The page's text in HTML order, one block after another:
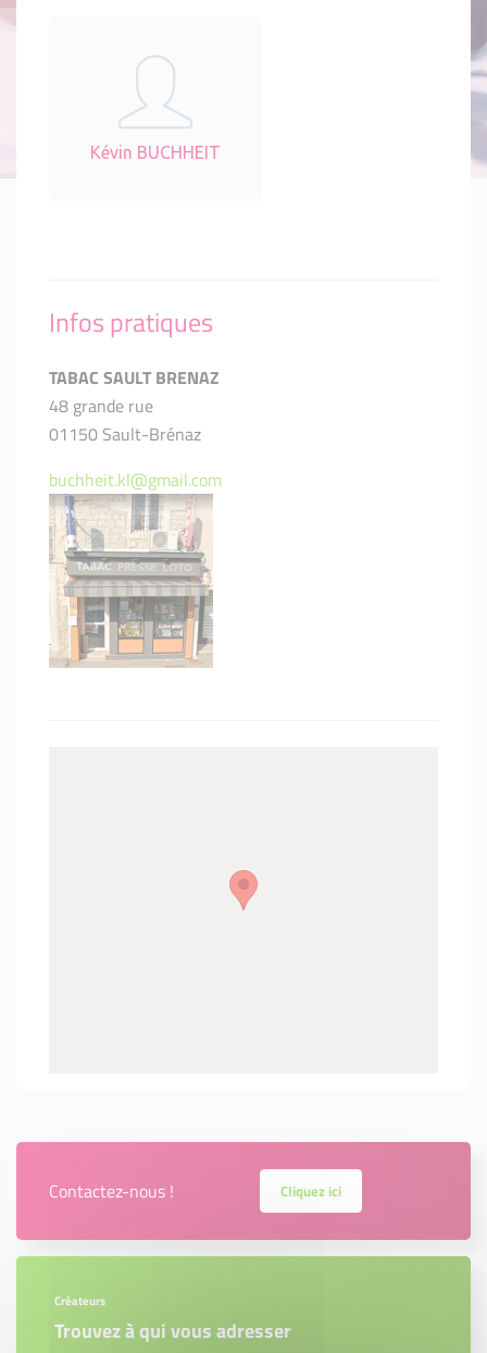
Kévin BUCHHEIT
Infos pratiques
TABAC SAULT BRENAZ
48 grande rue
01150 Sault-Brénaz
buchheit.kl@gmail.com
Contactez-nous ! Cliquez ici
Créateurs
Trouvez à qui vous adresser